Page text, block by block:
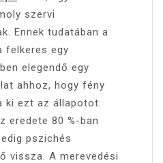
szervi
Ennek tudatában a
felkeres egy
elegendő egy
ahhoz, hogy fény
ki ezt az állapotot.
eredete 80 %-ban
pszichés
vissza. A merevedési